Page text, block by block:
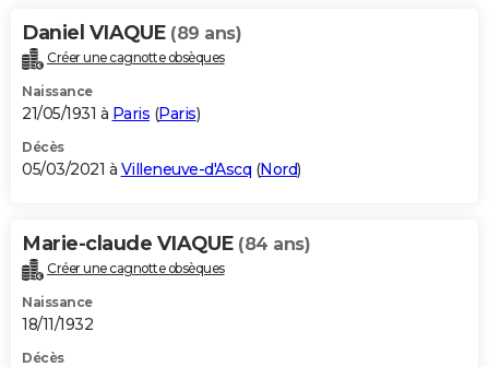
Carte de Noël
Carte Bonne année
Carte Saint-Valentin
Carte Pâques
Carte d'anniversaire
DICTIONNAIRE
Dictionnaire
Biographies
Citations
Expressions
Proverbes
PROGRAMME TV
S'inscrire
Se connecter
Lycées
Collèges
Primaires
Universités
Entreprises
Service militaire
Avis de recherche
AVIS DE DÉCÈS
Bricolage
Lifestyle
Culture
Sport
Auto
Television
Voyage
Cinema
Daniel VIAQUE (89 ans)
Créer une cagnotte obsèques
Naissance
21/05/1931 à Paris (Paris)
Décès
05/03/2021 à Villeneuve-d'Ascq (Nord)
Marie-claude VIAQUE (84 ans)
Créer une cagnotte obsèques
Naissance
18/11/1932
Décès